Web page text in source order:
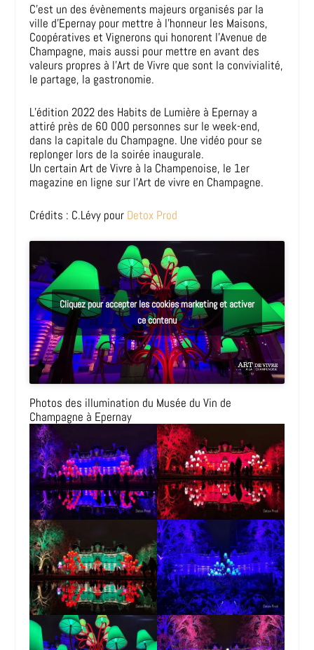
C’est un des évènements majeurs organisés par la
ville d’Epernay pour mettre à l’honneur les Maisons,
Coopératives et Vignerons qui honorent l’Avenue de
Champagne, mais aussi pour mettre en avant des
valeurs propres à l’Art de Vivre que sont la convivialité,
le partage, la gastronomie.
L’édition 2022 des Habits de Lumière à Epernay a
attiré près de 60 000 personnes sur le week-end,
dans la capitale du Champagne. Une vidéo pour se
replonger lors de la soirée inaugurale.
Un certain Art de Vivre à la Champenoise, le 1er
magazine en ligne sur l’Art de vivre en Champagne.
Crédits : C.Lévy pour Detox Prod
Cliquez pour accepter les cookies marketing et activer
ce contenu
Photos des illumination du Musée du Vin de
Champagne à Epernay